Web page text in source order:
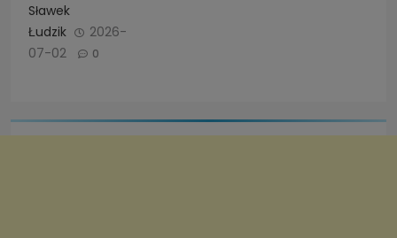
Sławek
Łudzik
2026-
07-02
0